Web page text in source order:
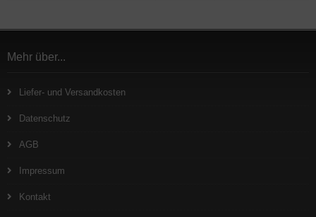
Mehr über...
Liefer- und Versandkosten
Datenschutz
AGB
Impressum
Kontakt